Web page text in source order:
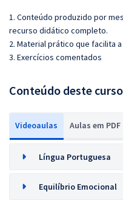
1. Conteúdo produzido por
recurso didático completo.
2. Material prático que facilita
3. Exercícios comentados
Conteúdo deste curso
Videoaulas Aulas em PDF
Língua Portuguesa
Equilíbrio Emocional